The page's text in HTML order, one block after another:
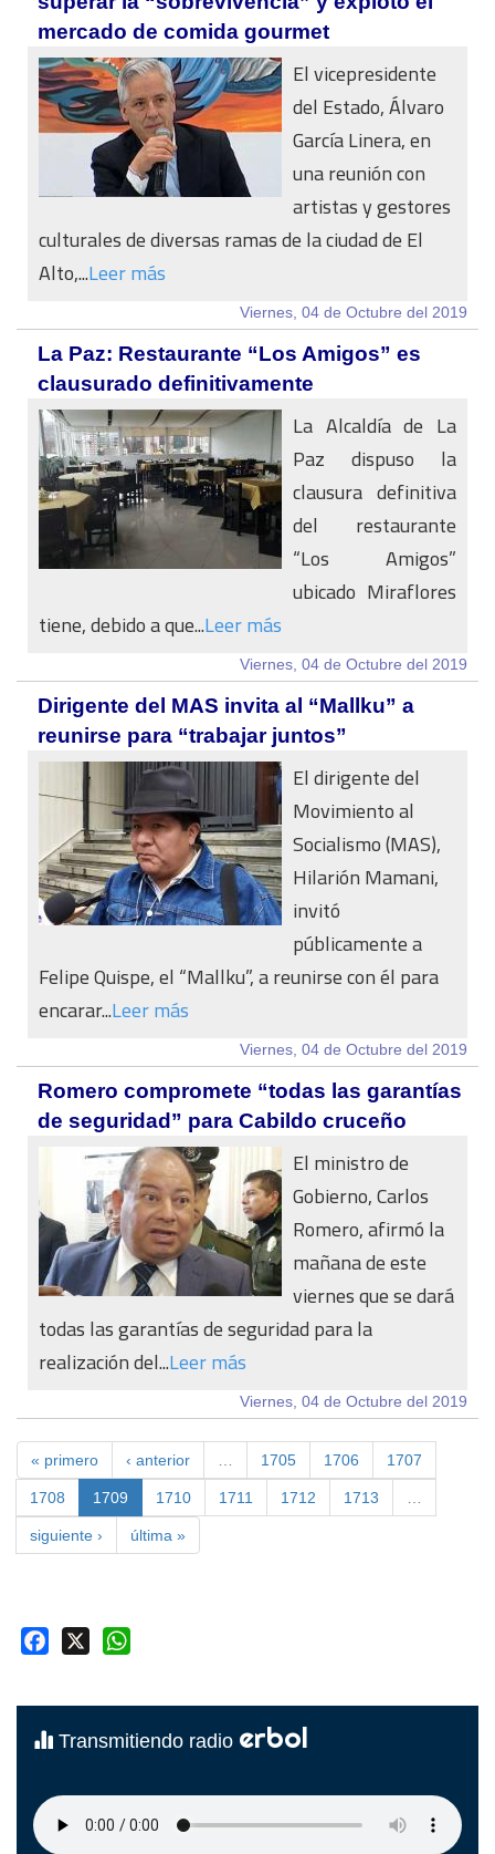
mercado de comida gourmet
El vicepresidente
del Estado, Álvaro
García Linera, en
una reunión con
artistas y gestores
culturales de diversas ramas de la ciudad de El
Alto,...Leer más
Viernes, 04 de Octubre del 2019
La Paz: Restaurante “Los Amigos” es
clausurado definitivamente
La Alcaldía de La
Paz dispuso la
clausura definitiva
del restaurante
“Los Amigos”
ubicado Miraflores
tiene, debido a que...Leer más
Viernes, 04 de Octubre del 2019
Dirigente del MAS invita al “Mallku” a
reunirse para “trabajar juntos”
El dirigente del
Movimiento al
Socialismo (MAS),
Hilarión Mamani,
invitó
públicamente a
Felipe Quispe, el “Mallku”, a reunirse con él para
encarar...Leer más
Viernes, 04 de Octubre del 2019
Romero compromete “todas las garantías
de seguridad” para Cabildo cruceño
El ministro de
Gobierno, Carlos
Romero, afirmó la
mañana de este
viernes que se dará
todas las garantías de seguridad para la
realización del...Leer más
Viernes, 04 de Octubre del 2019
« primero ‹ anterior 1705 1706 1707
1708 1709 1710 1711 1712 1713
siguiente › última »
Facebook
Transmitiendo radio erbol